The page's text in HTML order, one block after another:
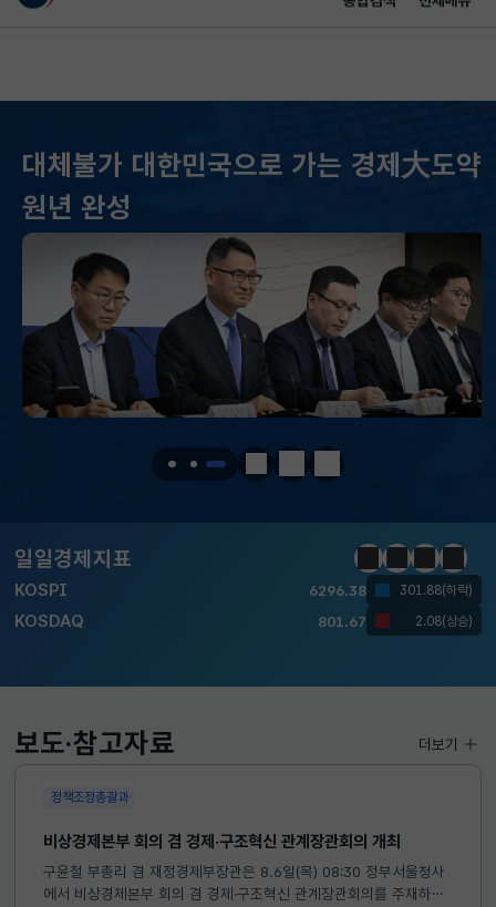
대체불가 대한민국으로 가는 경제大도약
원년 완성
정지 이전 다음
일일경제지표
KOSPI 6296.38 301.88(하락)
KOSDAQ
국고채(3년) 3.742 0.073(상승)
달러-원 1424.9000 0.2000(상승)
KOSPI 6296.38 301.88(하락)
KOSDAQ 801.67 2.08(상승)
KOSPI 6296.38 301.88(하락)
KOSDAQ 801.67 2.08(상승)
국고채(3년)
정지이전다음일일경
보도·참고자료
정책조정총괄과
비상경제본부 회의 겸 경제·구조혁신 관계장관회의 개최
구윤철 부총리 겸 재정경제부장관은 8.6일(목) 08:30 정부서울청사
에서 비상경제본부 회의 겸 경제·구조혁신 관계장관회의를 주재하였
더보기